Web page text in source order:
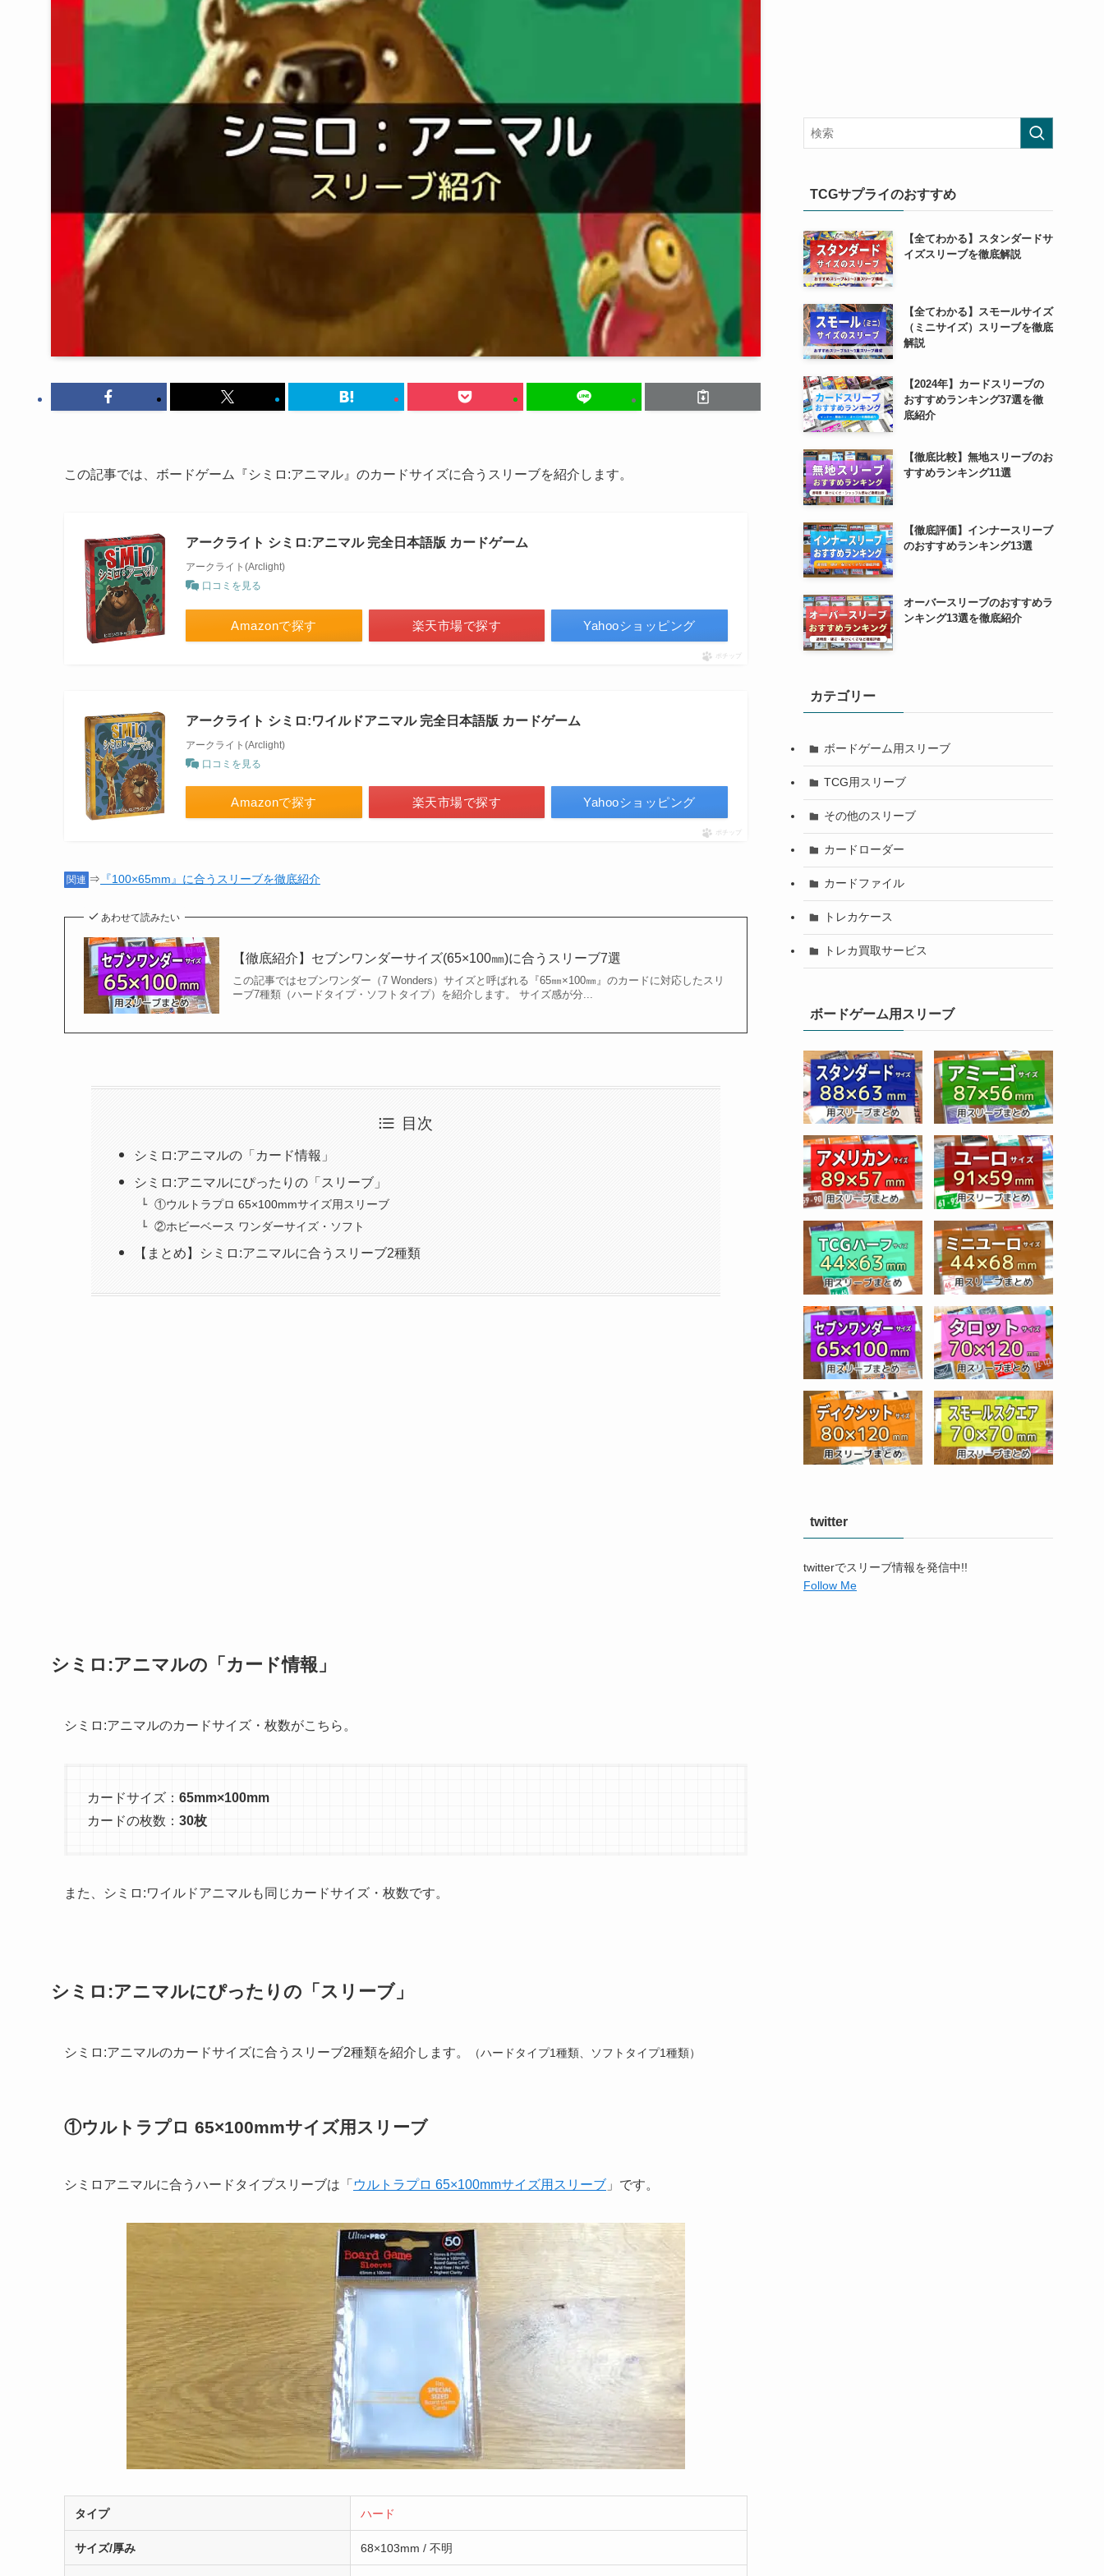
この記事では、ボードゲーム『シミロ:アニマル』のカードサイズに合うスリーブを紹介します。
アークライト シミロ:アニマル 完全日本語版 カードゲーム
アークライト(Arclight)
口コミを見る
Amazonで探す 楽天市場で探す Yahooショッピング
ポチップ
アークライト シミロ:ワイルドアニマル 完全日本語版 カードゲーム
アークライト(Arclight)
口コミを見る
Amazonで探す 楽天市場で探す Yahooショッピング
ポチップ
関連 ⇒ 『100×65mm』に合うスリーブを徹底紹介
あわせて読みたい
【徹底紹介】セブンワンダーサイズ(65×100㎜)に合うスリーブ7選
この記事ではセブンワンダー（7 Wonders）サイズと呼ばれる『65㎜×100㎜』のカードに対応したスリ
ーブ7種類（ハードタイプ・ソフトタイプ）を紹介します。 サイズ感が分...
目次
シミロ:アニマルの「カード情報」
シミロ:アニマルにぴったりの「スリーブ」
①ウルトラプロ 65×100mmサイズ用スリーブ
②ホビーベース ワンダーサイズ・ソフト
【まとめ】シミロ:アニマルに合うスリーブ2種類
シミロ:アニマルの「カード情報」
シミロ:アニマルのカードサイズ・枚数がこちら。
カードサイズ： 65mm×100mm
カードの枚数： 30枚
また、シミロ:ワイルドアニマルも同じカードサイズ・枚数です。
シミロ:アニマルにぴったりの「スリーブ」
シミロ:アニマルのカードサイズに合うスリーブ2種類を紹介します。 （ハードタイプ1種類、ソフトタイプ1種類）
①ウルトラプロ 65×100mmサイズ用スリーブ
シミロアニマルに合うハードタイプスリーブは「 ウルトラプロ 65×100mmサイズ用スリーブ 」です。
タイプ ハード
サイズ/厚み 68×103mm / 不明
TCGサプライのおすすめ
【全てわかる】スタンダードサ
イズスリーブを徹底解説
【全てわかる】スモールサイズ
（ミニサイズ）スリーブを徹底
解説
【2024年】カードスリーブの
おすすめランキング37選を徹
底紹介
【徹底比較】無地スリーブのお
すすめランキング11選
【徹底評価】インナースリーブ
のおすすめランキング13選
オーバースリーブのおすすめラ
ンキング13選を徹底紹介
カテゴリー
ボードゲーム用スリーブ
TCG用スリーブ
その他のスリーブ
カードローダー
カードファイル
トレカケース
トレカ買取サービス
ボードゲーム用スリーブ
twitter
twitterでスリーブ情報を発信中!!
Follow Me